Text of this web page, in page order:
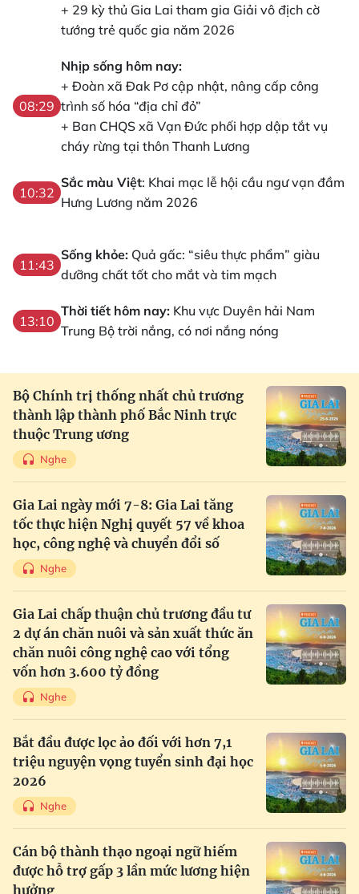
+ 29 kỳ thủ Gia Lai tham gia Giải vô địch cờ
tướng trẻ quốc gia năm 2026
08:29
Nhịp sống hôm nay:
+ Đoàn xã Đak Pơ cập nhật, nâng cấp công
trình số hóa “địa chỉ đỏ”
+ Ban CHQS xã Vạn Đức phối hợp dập tắt vụ
cháy rừng tại thôn Thanh Lương
10:32
Sắc màu Việt: Khai mạc lễ hội cầu ngư vạn đầm
Hưng Lương năm 2026
11:43
Sống khỏe: Quả gấc: “siêu thực phẩm” giàu
dưỡng chất tốt cho mắt và tim mạch
13:10
Thời tiết hôm nay: Khu vực Duyên hải Nam
Trung Bộ trời nắng, có nơi nắng nóng
Bộ Chính trị thống nhất chủ trương
thành lập thành phố Bắc Ninh trực
thuộc Trung ương
Nghe
Gia Lai ngày mới 7-8: Gia Lai tăng
tốc thực hiện Nghị quyết 57 về khoa
học, công nghệ và chuyển đổi số
Nghe
Gia Lai chấp thuận chủ trương đầu tư
2 dự án chăn nuôi và sản xuất thức ăn
chăn nuôi công nghệ cao với tổng
vốn hơn 3.600 tỷ đồng
Nghe
Bắt đầu được lọc ảo đối với hơn 7,1
triệu nguyện vọng tuyển sinh đại học
2026
Nghe
Cán bộ thành thạo ngoại ngữ hiếm
được hỗ trợ gấp 3 lần mức lương hiện
hưởng